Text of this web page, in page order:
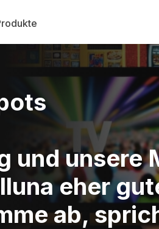
und unsere
eher
ab,